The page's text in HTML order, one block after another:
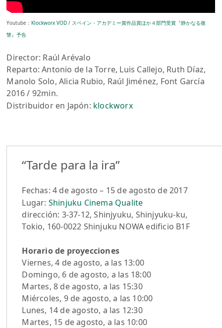
Youtube： Klockworx VOD / スペイン・アカデミー賞作品賞ほか４部門受賞『静かなる復
讐』予告
Director: Raúl Arévalo
Reparto: Antonio de la Torre, Luis Callejo, Ruth Díaz,
Manolo Solo, Alicia Rubio, Raúl Jiménez, Font García
2016 / 92min.
Distribuidor en Japón: klockworx
“Tarde para la ira”
Fechas: 4 de agosto – 15 de agosto de 2017
Lugar: Shinjuku Cinema Qualite
dirección: 3-37-12, Shinjyuku, Shinjyuku-ku,
Tokio, 160-0022 Shinjuku NOWA edificio B1F
Horario de proyecciones
Viernes, 4 de agosto, a las 13:00
Domingo, 6 de agosto, a las 18:00
Martes, 8 de agosto, a las 15:30
Miércoles, 9 de agosto, a las 10:00
Lunes, 14 de agosto, a las 12:30
Martes, 15 de agosto, a las 10:00